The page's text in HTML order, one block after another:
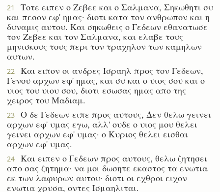
21
Τοτε ειπεν ο Ζεβεε και ο Σαλμανα, Σηκωθητι συ
και πεσον εφ' ημας· διοτι κατα τον ανθρωπον και η
δυναμις αυτου. Και σηκωθεις ο Γεδεων εθανατωσε
τον Ζεβεε και τον Σαλμανα, και ελαβε τους
μηνισκους τους περι τον τραχηλον των καμηλων
αυτων.
22
Και ειπον οι ανδρες Ισραηλ προς τον Γεδεων,
Γενου αρχων εφ' ημας, και συ και ο υιος σου και ο
υιος του υιου σου, διοτι εσωσας ημας απο της
χειρος του Μαδιαμ.
23
Ο δε Γεδεων ειπε προς αυτους, Δεν θελω γεινει
αρχων εφ' υμας εγω, αλλ' ουδε ο υιος μου θελει
γεινει αρχων εφ' υμας· ο Κυριος θελει εισθαι
αρχων εφ' υμας.
24
Και ειπεν ο Γεδεων προς αυτους, θελω ζητησει
απο σας ζητημα· να μοι δωσητε εκαστος τα ενωτια
εκ των λαφυρων αυτου· διοτι οι εχθροι ειχον
ενωτια χρυσα, οντες Ισμαηλιται.